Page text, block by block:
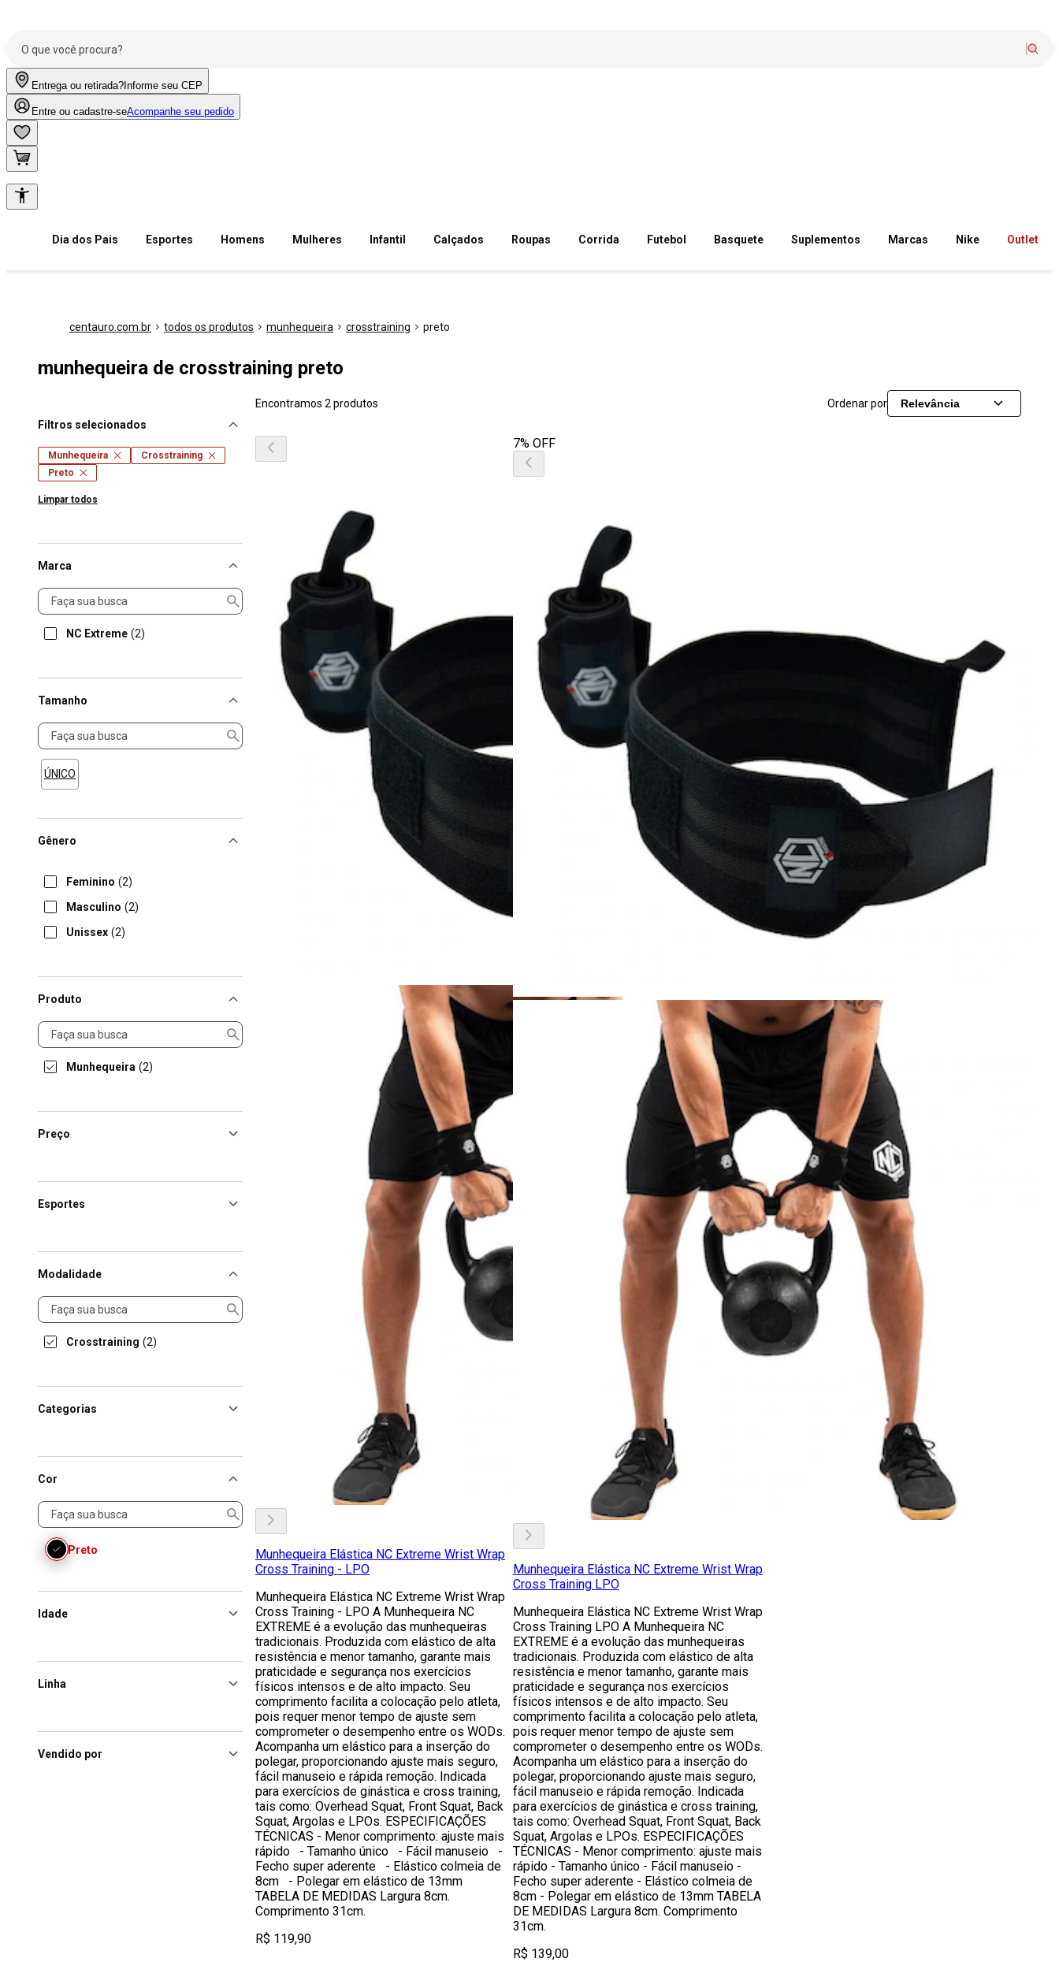
Entrega ou retirada? Informe seu CEP
Entre ou cadastre-seAcompanhe seu pedido
Dia dos Pais Esportes Homens Mulheres Infantil Calçados Roupas Corrida Futebol Basquete Suplementos Marcas Nike Outlet
centauro.com.br todos os produtos munhequeira crosstraining preto
munhequeira de crosstraining preto
Filtros selecionados
Munhequeira
Crosstraining
Preto
Limpar todos
Marca
Marca
NC Extreme (2)
Tamanho
Tamanho
ÚNICO
Gênero
Feminino (2)
Masculino (2)
Unissex (2)
Produto
Produto
Munhequeira (2)
Preço
Esportes
Modalidade
Modalidade
Crosstraining (2)
Categorias
Cor
Cor
Preto
Idade
Linha
Vendido por
Encontramos 2 produtos Ordenar por Relevância
Munhequeira Elástica NC Extreme Wrist Wrap
Cross Training - LPO
Munhequeira Elástica NC Extreme Wrist Wrap
Cross Training - LPO A Munhequeira NC
EXTREME é a evolução das munhequeiras
tradicionais. Produzida com elástico de alta
resistência e menor tamanho, garante mais
praticidade e segurança nos exercícios
físicos intensos e de alto impacto. Seu
comprimento facilita a colocação pelo atleta,
pois requer menor tempo de ajuste sem
comprometer o desempenho entre os WODs.
Acompanha um elástico para a inserção do
polegar, proporcionando ajuste mais seguro,
fácil manuseio e rápida remoção. Indicada
para exercícios de ginástica e cross training,
tais como: Overhead Squat, Front Squat, Back
Squat, Argolas e LPOs. ESPECIFICAÇÕES
TÉCNICAS - Menor comprimento: ajuste mais
rápido - Tamanho único - Fácil manuseio -
Fecho super aderente - Elástico colmeia de
8cm - Polegar em elástico de 13mm
TABELA DE MEDIDAS Largura 8cm.
Comprimento 31cm.
R$ 119,90
7% OFF
Munhequeira Elástica NC Extreme Wrist Wrap
Cross Training LPO
Munhequeira Elástica NC Extreme Wrist Wrap
Cross Training LPO A Munhequeira NC
EXTREME é a evolução das munhequeiras
tradicionais. Produzida com elástico de alta
resistência e menor tamanho, garante mais
praticidade e segurança nos exercícios
físicos intensos e de alto impacto. Seu
comprimento facilita a colocação pelo atleta,
pois requer menor tempo de ajuste sem
comprometer o desempenho entre os WODs.
Acompanha um elástico para a inserção do
polegar, proporcionando ajuste mais seguro,
fácil manuseio e rápida remoção. Indicada
para exercícios de ginástica e cross training,
tais como: Overhead Squat, Front Squat, Back
Squat, Argolas e LPOs. ESPECIFICAÇÕES
TÉCNICAS - Menor comprimento: ajuste mais
rápido - Tamanho único - Fácil manuseio -
Fecho super aderente - Elástico colmeia de
8cm - Polegar em elástico de 13mm TABELA
DE MEDIDAS Largura 8cm. Comprimento
31cm.
R$ 139,00